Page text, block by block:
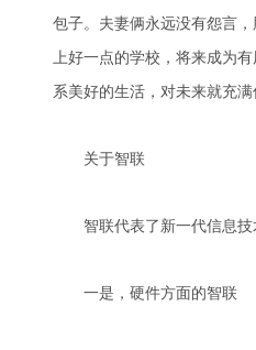
包子。夫妻俩永远没有怨言
上好一点的学校，将来成为
系美好的生活，对未来就充满
关于智联
智联代表了新一代信息技
一是，硬件方面的智联